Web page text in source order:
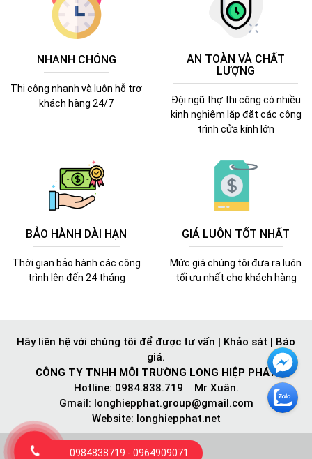
NHANH CHÓNG
Thi công nhanh và luôn hỗ trợ
khách hàng 24/7
AN TOÀN VÀ CHẤT
LƯỢNG
Đội ngũ thợ thi công có nhiều
kinh nghiệm lắp đặt các công
trình cửa kính lớn
BẢO HÀNH DÀI HẠN
Thời gian bảo hành các công
trình lên đến 24 tháng
GIÁ LUÔN TỐT NHẤT
Mức giá chúng tôi đưa ra luôn
tối ưu nhất cho khách hàng
Hãy liên hệ với chúng tôi để được tư vấn | Khảo sát | Báo
giá.
CÔNG TY TNHH MÔI TRƯỜNG LONG HIỆP PHÁT
Hotline: 0984.838.719 Mr Xuân.
Gmail: longhiepphat.group@gmail.com
Website: longhiepphat.net
0984838719 - 0964909071